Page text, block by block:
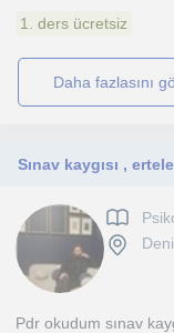
1. ders ücretsiz
daha fazlasını
Pdr okudum sınav